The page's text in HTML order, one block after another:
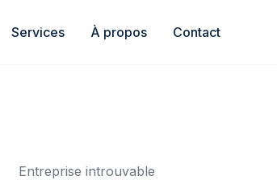
Services À propos Contact
Entreprise introuvable